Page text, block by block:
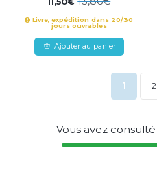
Livre, expédition dans 20/30
jours ouvrables
Ajouter au panier
1 2
Vous avez consulté